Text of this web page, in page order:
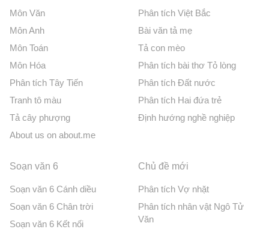
Môn Văn
Môn Anh
Môn Toán
Môn Hóa
Phân tích Tây Tiến
Tranh tô màu
Tả cây phượng
About us on about.me
Phân tích Việt Bắc
Bài văn tả mẹ
Tả con mèo
Phân tích bài thơ Tỏ lòng
Phân tích Đất nước
Phân tích Hai đứa trẻ
Định hướng nghề nghiệp
Soạn văn 6
Soạn văn 6 Cánh diều
Soạn văn 6 Chân trời
Soạn văn 6 Kết nối
Chủ đề mới
Phân tích Vợ nhặt
Phân tích nhân vật Ngô Tử
Văn